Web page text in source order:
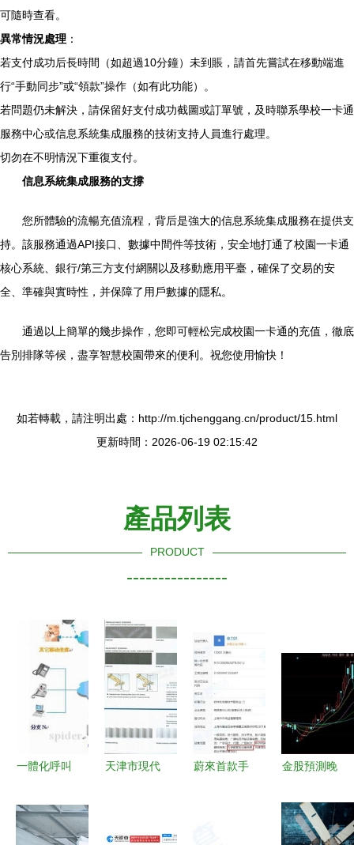
可隨時查看。
異常情況處理 ：
若支付成功后長時間（如超過10分鐘）未到賬，請首先嘗試在移動端進
行“手動同步”或“領款”操作（如有此功能）。
若問題仍未解決，請保留好支付成功截圖或訂單號，及時聯系學校一卡通
服務中心或信息系統集成服務的技術支持人員進行處理。
切勿在不明情況下重復支付。
信息系統集成服務的支撐
您所體驗的流暢充值流程，背后是強大的信息系統集成服務在提供支
持。該服務通過API接口、數據中間件等技術，安全地打通了校園一卡通
核心系統、銀行/第三方支付網關以及移動應用平臺，確保了交易的安
全、準確與實時性，并保障了用戶數據的隱私。
通過以上簡單的幾步操作，您即可輕松完成校園一卡通的充值，徹底
告別排隊等候，盡享智慧校園帶來的便利。祝您使用愉快！
如若轉載，請注明出處：http://m.tjchenggang.cn/product/15.html
更新時間：2026-06-19 02:15:42
產品列表
PRODUCT
----------------
一體化呼叫
案 信息系
統集成服務
天津市現代
的詳細信息
蔚來首款手
金股預測晚
高新等三股
后市看漲，